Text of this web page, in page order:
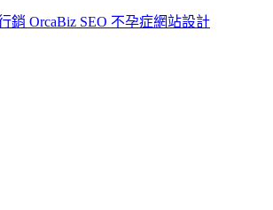
銷 OrcaBiz SEO 不孕症網站設計